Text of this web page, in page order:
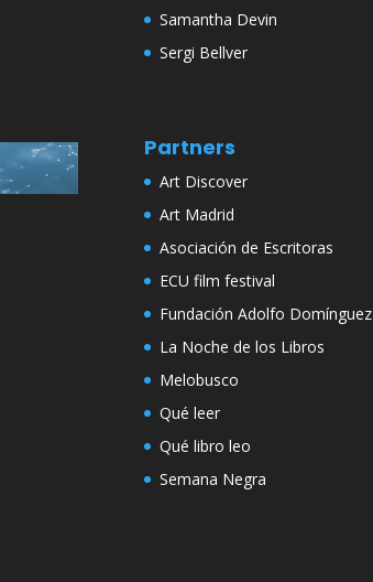
Samantha Devin
Sergi Bellver
Partners
Art Discover
Art Madrid
Asociación de Escritoras
ECU film festival
Fundación Adolfo Domínguez
La Noche de los Libros
Melobusco
Qué leer
Qué libro leo
Semana Negra